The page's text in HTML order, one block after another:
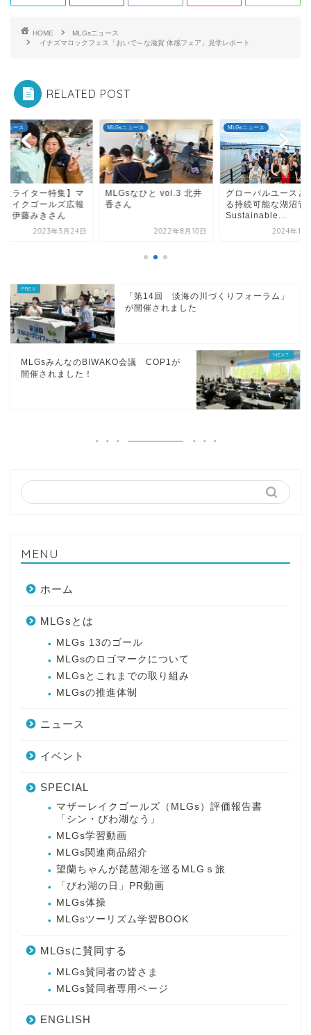
HOME
MLGsニュース
イナズマロックフェス「おいで～な滋賀 体感フェア」見学レポート
RELATED POST
ニュース
なひと vol.3 北井
ん
2022年8月10日
MLGsニュース
グローバルユースと考え
る持続可能な湖沼管理〜
2024年11月18日
MLGsニュース
【学生ライター特集
ザーレイクゴールズ
大使・伊藤みきさん
2023年3
「第14回 淡海の川づくりフォーラム」
が開催されました
MLGsみんなのBIWAKO会議 COP1が
開催されました！
MENU
ホーム
MLGsとは
MLGs 13のゴール
MLGsのロゴマークについて
MLGsとこれまでの取り組み
MLGsの推進体制
ニュース
イベント
SPECIAL
マザーレイクゴールズ（MLGs）評価報告書
「シン・びわ湖なう」
MLGs学習動画
MLGs関連商品紹介
望蘭ちゃんが琵琶湖を巡るMLGｓ旅
「びわ湖の日」PR動画
MLGs体操
MLGsツーリズム学習BOOK
MLGsに賛同する
MLGs賛同者の皆さま
MLGs賛同者専用ページ
ENGLISH